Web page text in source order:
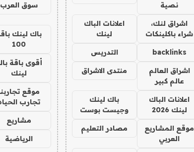
نصية
اشراق لنك،
شراء باكلينكات
اعلانات الباك
لينك
backlinks التدريس
اشراق العالم
عالم كبير
منتدى الاشراق
اعلانات الباك
لينك 2026
باك لينك
وجيست بوست
موقع المشاريع
العربي
مصادر التعليم
سوق العرب
باك لينك
100
أقوى باقة
لينك
موقع
تجارب
مشاريع
الرياضية